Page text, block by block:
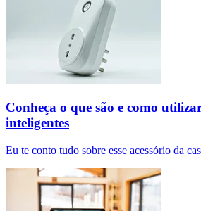
Conheça o que são e como
inteligentes
Eu te conto tudo sobre esse acessório da